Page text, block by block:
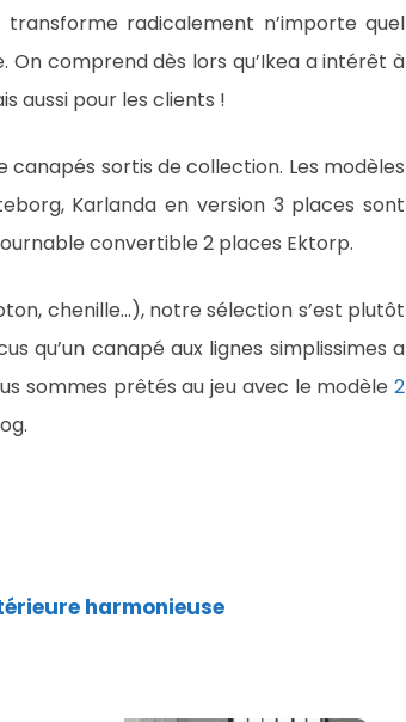
radicalement n’importe quel
On comprend dès lors qu’Ikea a intérêt à
aussi pour les clients !
canapés sortis de collection. Les modèles
Karlanda en version 3 places sont
convertible 2 places Ektorp.
chenille…), notre sélection s’est plutôt
qu’un canapé aux lignes simplissimes a
sommes prêtés au jeu avec le modèle 2
harmonieuse